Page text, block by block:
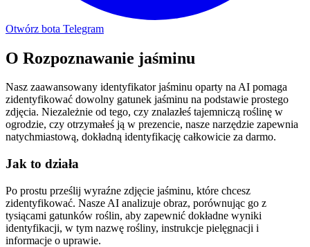
Otwórz bota Telegram
O Rozpoznawanie jaśminu
Nasz zaawansowany identyfikator jaśminu oparty na AI pomaga
zidentyfikować dowolny gatunek jaśminu na podstawie prostego
zdjęcia. Niezależnie od tego, czy znalazłeś tajemniczą roślinę w
ogrodzie, czy otrzymałeś ją w prezencie, nasze narzędzie zapewnia
natychmiastową, dokładną identyfikację całkowicie za darmo.
Jak to działa
Po prostu prześlij wyraźne zdjęcie jaśminu, które chcesz
zidentyfikować. Nasze AI analizuje obraz, porównując go z
tysiącami gatunków roślin, aby zapewnić dokładne wyniki
identyfikacji, w tym nazwę rośliny, instrukcje pielęgnacji i
informacje o uprawie.